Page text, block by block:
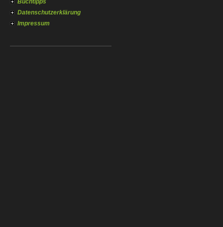
Buchtipps
Datenschutzerklärung
Impressum